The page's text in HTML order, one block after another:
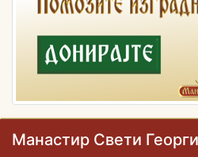
Манастир Свети